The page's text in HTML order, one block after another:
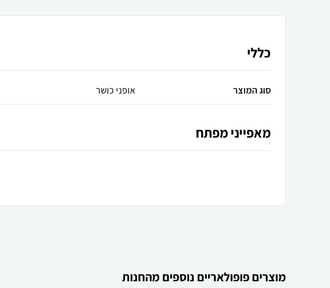
כללי
סוג המוצר אופני כושר
מאפייני מפתח
מוצרים פופולאריים נוספים מהחנות